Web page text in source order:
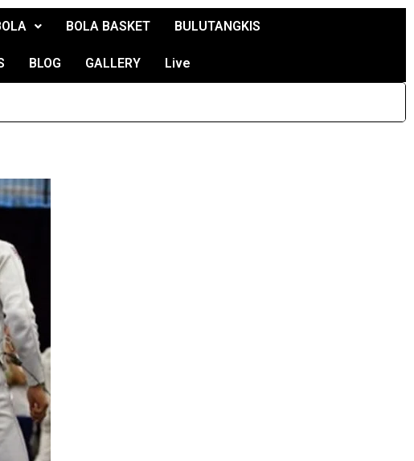
BOLA BASKET BULUTANGKIS
BLOG GALLERY Live